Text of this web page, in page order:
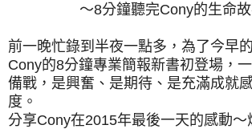
～8分鐘聽完Cony的生命
前一晚忙錄到半夜一點多，為了今早的
Cony的8分鐘專業簡報新書初登場，
備戰，是興奮、是期待、是充滿成就
度。
分享Cony在2015年最後一天的感動～